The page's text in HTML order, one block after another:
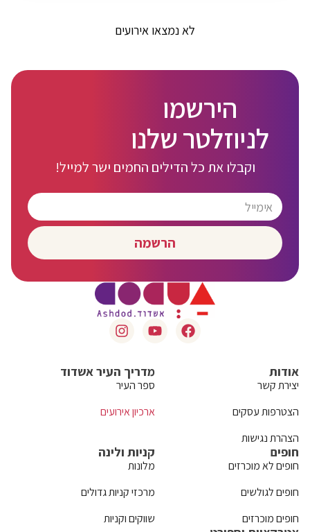
לא נמצאו אירועים
הירשמו
לניוזלטר שלנו
וקבלו את כל הדילים החמים ישר למייל!
הרשמה
אודות
יצירת קשר
הצטרפות עסקים
הצהרת נגישות
מדריך העיר אשדוד
ספר העיר
ארכיון אירועים
חופים
חופים לא מוכרזים
חופים לגולשים
חופים מוכרזים
קניות ולינה
מלונות
מרכזי קניות גדולים
שווקים וקניות